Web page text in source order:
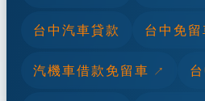
台中汽車貸款 台中免留
汽機車借款免留車